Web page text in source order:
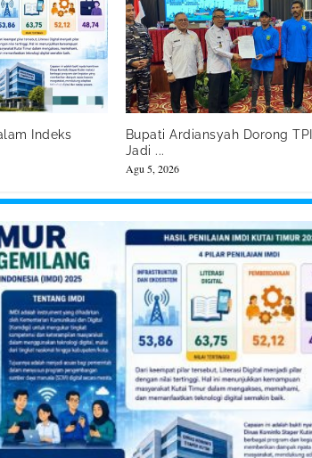
Indeks
Bupati Ardiansyah Dorong
Jadi ...
Agu 5, 2026